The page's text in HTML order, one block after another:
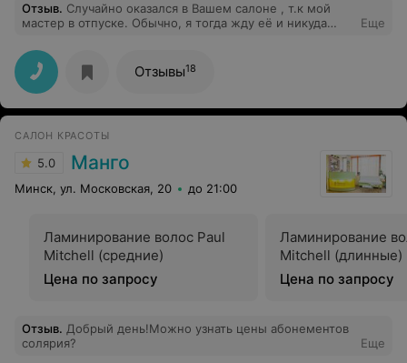
Отзыв. Случайно оказался в Вашем салоне , т.к мой
мастер в отпуске. Обычно, я тогда жду её и никуда
Но тут пришлось..., и был приятно удивлён самим
салоном, персоналом и конечно же работай мастера!!!
Все оч здорово и на самом высоком уровне
Еще
Отзывы18
САЛОН КРАСОТЫ
5.0 Манго
Минск, ул. Московская, 20 до 21:00
Ламинирование волос Paul
Mitchell (средние)
Цена по запросу
Ламинирование
Mitchell (длинные)
Цена по запросу
Отзыв. Добрый день!Можно узнать цены абонементов
солярия?
Еще